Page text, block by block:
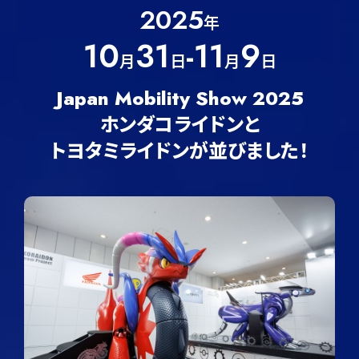
3月27日（金） 10:00~18:00（一般公開13:00〜）
3月28日（土） 10:00~18:00
3月29日（日） 10:00~17:00
東京ビッグサイト 西1ホール
〈ホンダコライドンプロジェクト
開発者トークショー〉
開催期間
3月29日（日）11:30〜12:00
展示場所
アトリウム特設ステージ
〈ホンダコライドンライド体験〉
開催期間
2025年
10月31 日-11月9日
Japan Mobility Show 2025
ホンダコライドンと
トヨタミライドンが並びました！